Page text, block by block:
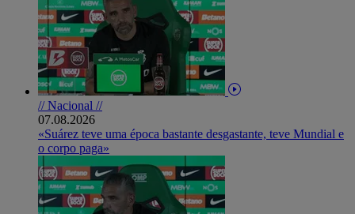
// Nacional //
07.08.2026
«Suárez teve uma época bastante desgastante, teve Mundial e
o corpo paga»